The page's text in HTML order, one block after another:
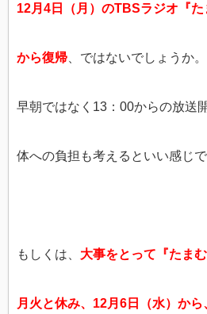
12月4日（月）のTBSラジオ『た
から復帰 、ではないでしょうか。
早朝ではなく13：00からの放送
体への負担も考えるといい感じで
もしくは、 大事をとって『たま
月火と休み、12月6日（水）から